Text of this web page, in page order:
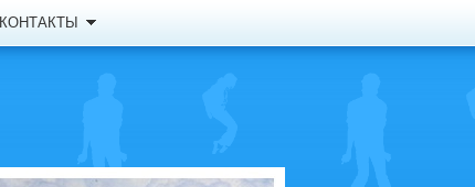
КОНТАКТЫ